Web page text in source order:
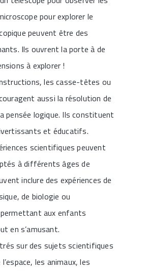
pour explorer le
peuvent être des
Ils ouvrent la porte à de
à explorer !
les casse-têtes ou
aussi la résolution de
pensée logique. Ils constituent
et éducatifs.
scientifiques peuvent
à différents âges de
inclure des expériences de
de biologie ou
aux enfants
en s’amusant.
sur des sujets scientifiques
les animaux, les